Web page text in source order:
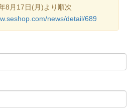
月17日(月)より順次
news/detail/689